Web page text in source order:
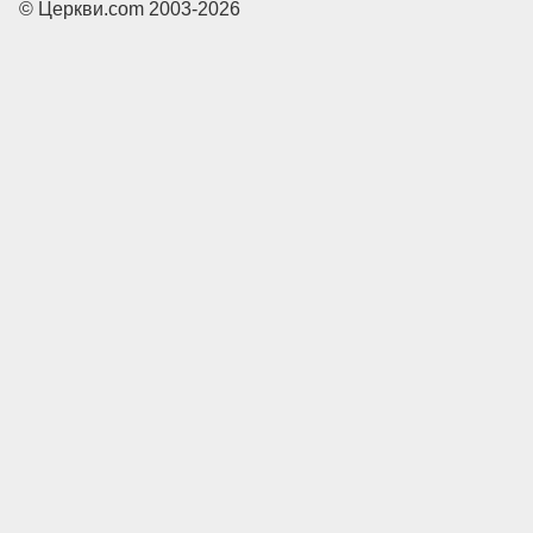
© Церкви.com 2003-2026